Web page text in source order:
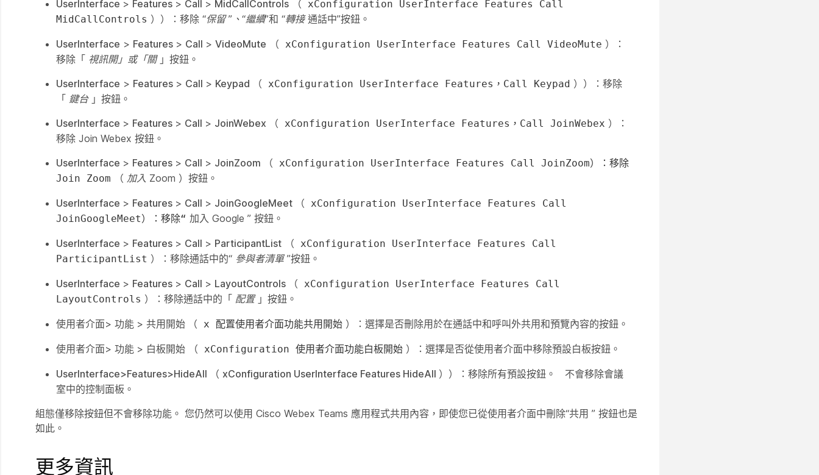
UserInterface > Features > Call > MidCallControls （
xConfiguration UserInterface Features Call
MidCallControls ））：移除 “保留 ”、“繼續”和 “轉接通話中”按鈕。
UserInterface > Features > Call > VideoMute （ xConfiguration UserInterface Features Call VideoMute ）：
移除「 視訊開」或「關」按鈕。
UserInterface > Features > Call > Keypad （ xConfiguration UserInterface Features，Call Keypad ））：移除
「 鍵台」按鈕。
UserInterface > Features > Call > JoinWebex （ xConfiguration UserInterface Features，Call JoinWebex ）：
移除 Join Webex 按鈕。
UserInterface > Features > Call > JoinZoom （
xConfiguration UserInterface Features Call JoinZoom）：移除
Join Zoom
（ 加入 Zoom ）按鈕。
UserInterface > Features > Call > JoinGoogleMeet （
xConfiguration UserInterface Features Call
JoinGoogleMeet）：移除“ 加入 Google ” 按鈕。
UserInterface > Features > Call > ParticipantList （
xConfiguration UserInterface Features Call
ParticipantList ）：移除通話中的“ 參與者清單”按鈕。
UserInterface > Features > Call > LayoutControls （
xConfiguration UserInterface Features Call
LayoutControls ）：移除通話中的「 配置」按鈕。
使用者介面> 功能 > 共用開始 （ x 配置使用者介面功能共用開始 ）：選擇是否刪除用於在通話中和呼叫外共用和預覽內容的按鈕。
使用者介面> 功能 > 白板開始 （ xConfiguration 使用者介面功能白板開始 ）：選擇是否從使用者介面中移除預設白板按鈕。
UserInterface>Features>HideAll （ xConfiguration UserInterface Features HideAll ））：移除所有預設按鈕。
不會移除會議
室中的控制面板。
組態僅移除按鈕但不會移除功能。 您仍然可以使用 Cisco Webex Teams 應用程式共用內容，即使您已從使用者介面中刪除“共用 ” 按鈕也是
如此。
更多資訊